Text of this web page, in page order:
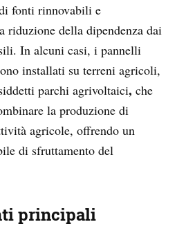
fonti rinnovabili e
riduzione della dipendenza dai
In alcuni casi, i pannelli
installati su terreni agricoli,
parchi agrivoltaici, che
la produzione di
agricole, offrendo un
di sfruttamento del
principali